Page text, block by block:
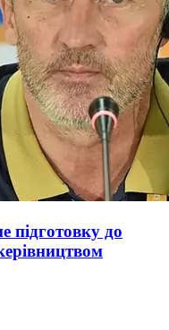
підготовку до